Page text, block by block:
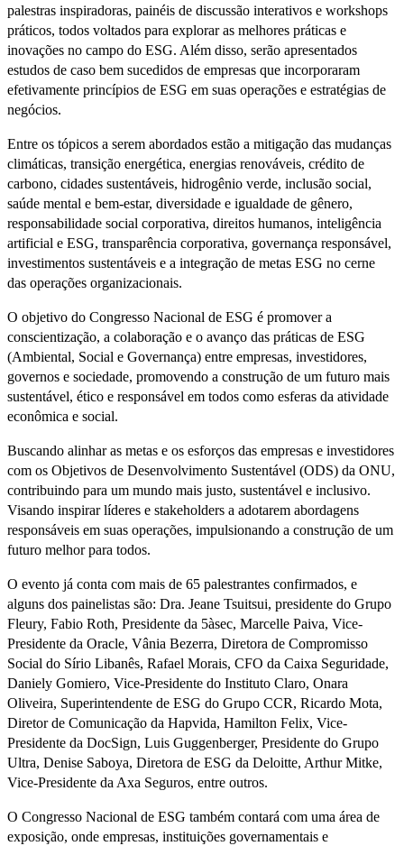
palestras inspiradoras, painéis de discussão interativos e workshops
práticos, todos voltados para explorar as melhores práticas e
inovações no campo do ESG. Além disso, serão apresentados
estudos de caso bem sucedidos de empresas que incorporaram
efetivamente princípios de ESG em suas operações e estratégias de
negócios.
Entre os tópicos a serem abordados estão a mitigação das mudanças
climáticas, transição energética, energias renováveis, crédito de
carbono, cidades sustentáveis, hidrogênio verde, inclusão social,
saúde mental e bem-estar, diversidade e igualdade de gênero,
responsabilidade social corporativa, direitos humanos, inteligência
artificial e ESG, transparência corporativa, governança responsável,
investimentos sustentáveis e a integração de metas ESG no cerne
das operações organizacionais.
O objetivo do Congresso Nacional de ESG é promover a
conscientização, a colaboração e o avanço das práticas de ESG
(Ambiental, Social e Governança) entre empresas, investidores,
governos e sociedade, promovendo a construção de um futuro mais
sustentável, ético e responsável em todos como esferas da atividade
econômica e social.
Buscando alinhar as metas e os esforços das empresas e investidores
com os Objetivos de Desenvolvimento Sustentável (ODS) da ONU,
contribuindo para um mundo mais justo, sustentável e inclusivo.
Visando inspirar líderes e stakeholders a adotarem abordagens
responsáveis em suas operações, impulsionando a construção de um
futuro melhor para todos.
O evento já conta com mais de 65 palestrantes confirmados, e
alguns dos painelistas são: Dra. Jeane Tsuitsui, presidente do Grupo
Fleury, Fabio Roth, Presidente da 5àsec, Marcelle Paiva, Vice-
Presidente da Oracle, Vânia Bezerra, Diretora de Compromisso
Social do Sírio Libanês, Rafael Morais, CFO da Caixa Seguridade,
Daniely Gomiero, Vice-Presidente do Instituto Claro, Onara
Oliveira, Superintendente de ESG do Grupo CCR, Ricardo Mota,
Diretor de Comunicação da Hapvida, Hamilton Felix, Vice-
Presidente da DocSign, Luis Guggenberger, Presidente do Grupo
Ultra, Denise Saboya, Diretora de ESG da Deloitte, Arthur Mitke,
Vice-Presidente da Axa Seguros, entre outros.
O Congresso Nacional de ESG também contará com uma área de
exposição, onde empresas, instituições governamentais e